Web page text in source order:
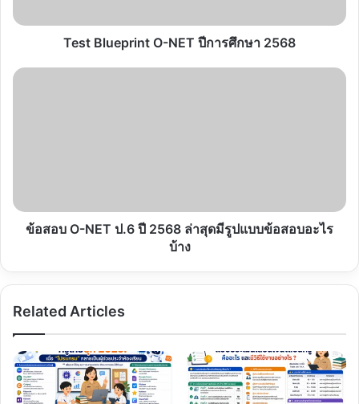
Test Blueprint O-NET ปีการศึกษา 2568
ข้อสอบ
รูป
แบบข้อสอบ O-NET ป.6 ปี 2568 ล่าสุดมีรูปแบบข้อสอบอะไร
บ้าง
Related Articles